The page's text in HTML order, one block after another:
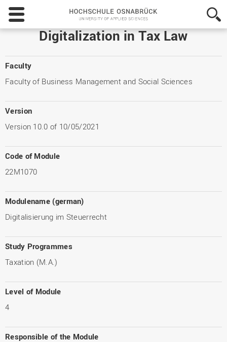
Hochschule
Osnabrück
-
University
Digitalization in Tax Law
Faculty
Faculty of Business Management and Social Sciences
Version
Version 10.0 of 10/05/2021
Code of Module
22M1070
Modulename (german)
Digitalisierung im Steuerrecht
Study Programmes
Taxation (M.A.)
Level of Module
4
Responsible of the Module